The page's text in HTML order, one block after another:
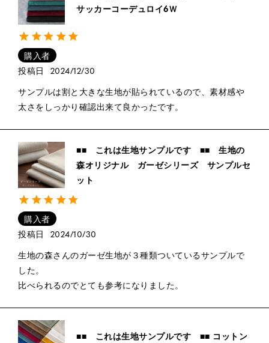
サッカーコーデュロイ6Ｗ
購入者
投稿日
2024/12/30
サンプルは割と大きな生地が貼られているので、素材感や
太さをしっかり確認出来て良かったです。
■■ これは生地サンプルです ■■ 生地の
森オリジナル ガーゼシリーズ サンプルセ
ット
購入者
投稿日
2024/10/30
生地の森さんのガーゼ生地が３種類ついているサンプルで
した。
比べられるのでとても参考になりました。
■■ これは生地サンプルです ■■ コットン